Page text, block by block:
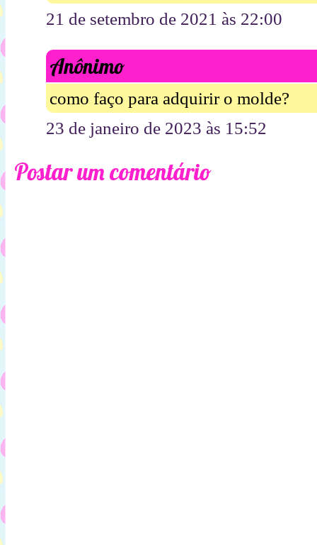
21 de setembro de 2021 às 22:00
Anônimo
como faço para adquirir o molde?
23 de janeiro de 2023 às 15:52
Postar um comentário